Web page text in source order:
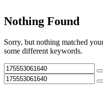
Nothing Found
Sorry, but nothing matched
some different keywords.